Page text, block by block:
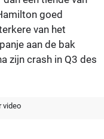
goed
van het
aan de bak
zijn crash in Q3 des
video